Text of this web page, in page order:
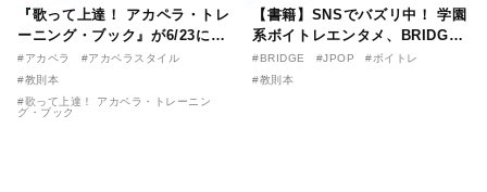
『歌って上達！ アカペラ・トレ
ーニング・ブック』が6/23に発
売！ 課題曲音源・音取り用アプ
リを公開。
#アカペラ
#アカペラスタイル
#教則本
#歌って上達！ アカペラ・トレーニン
グ・ブック
【書籍】SNSでバズリ中！ 学園
系ボイトレエンタメ、BRIDGE
が届ける教則本『１分で攻略！
ボイスタイプ別で挑む歌の上達
#BRIDGE #JPOP
#ボイトレ
#教則本